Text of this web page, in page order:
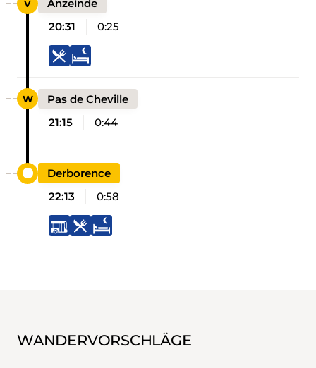
Anzeinde
20:31
0:25
Pas de Cheville
21:15
0:44
Derborence
22:13
0:58
WANDERVORSCHLÄGE